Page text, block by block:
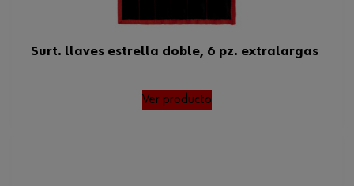
Surt. llaves estrella doble, 6 pz. extralargas
Ver producto